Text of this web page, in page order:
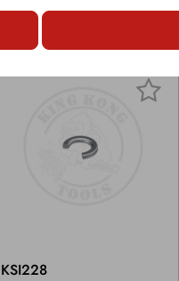
KSI228